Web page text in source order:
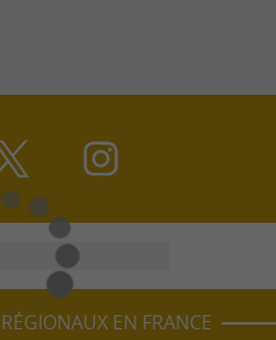
EN FRANCE